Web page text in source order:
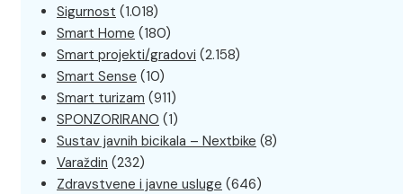
Sigurnost (1.018)
Smart Home (180)
Smart projekti/gradovi (2.158)
Smart Sense (10)
Smart turizam (911)
SPONZORIRANO (1)
Sustav javnih bicikala – Nextbike (8)
Varaždin (232)
Zdravstvene i javne usluge (646)